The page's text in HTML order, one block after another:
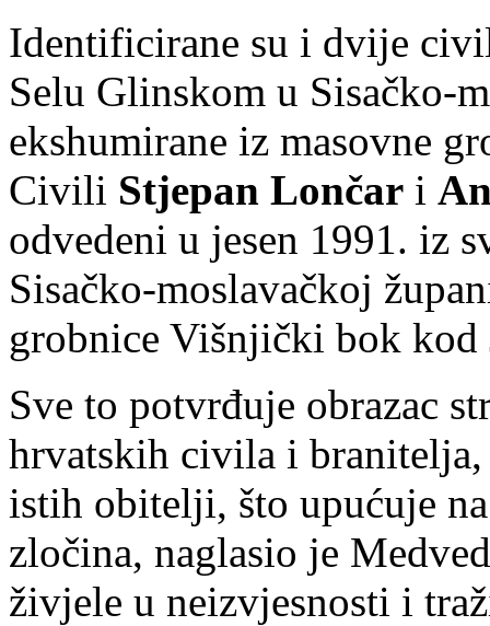
Identificirane su i dvije
Selu Glinskom u Sisačko-
ekshumirane iz masovne
Civili Stjepan Lončar i
odvedeni u jesen 1991. iz
Sisačko-moslavačkoj
grobnice Višnjički bok kod
Sve to potvrđuje obrazac
hrvatskih civila i branitelja,
istih obitelji, što upućuje
zločina, naglasio je
živjele u neizvjesnosti i